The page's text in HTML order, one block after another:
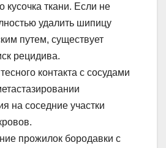
кусочка ткани. Если не
удалить шипицу
путем, существует
рецидива.
контакта с сосудами
на соседние участки
прожилок бородавки с